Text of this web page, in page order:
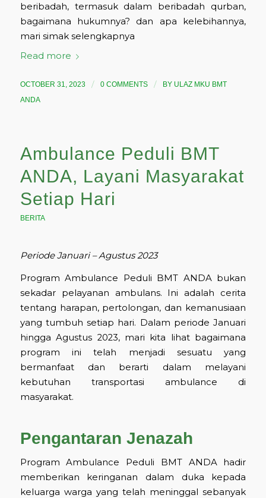
beribadah, termasuk dalam beribadah qurban,
bagaimana hukumnya? dan apa kelebihannya,
mari simak selengkapnya
Read more
OCTOBER 31, 2023 / 0 COMMENTS / BY ULAZ MKU BMT
ANDA
Ambulance Peduli BMT
ANDA, Layani Masyarakat
Setiap Hari
BERITA
Periode Januari – Agustus 2023
Program Ambulance Peduli BMT ANDA bukan
sekadar pelayanan ambulans. Ini adalah cerita
tentang harapan, pertolongan, dan kemanusiaan
yang tumbuh setiap hari. Dalam periode Januari
hingga Agustus 2023, mari kita lihat bagaimana
program ini telah menjadi sesuatu yang
bermanfaat dan berarti dalam melayani
kebutuhan transportasi ambulance di
masyarakat.
Pengantaran Jenazah
Program Ambulance Peduli BMT ANDA hadir
memberikan keringanan dalam duka kepada
keluarga warga yang telah meninggal sebanyak